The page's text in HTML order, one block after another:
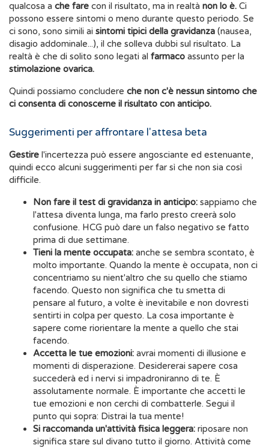
qualcosa a che fare con il risultato, ma in realtà non lo è. Ci
possono essere sintomi o meno durante questo periodo. Se
ci sono, sono simili ai sintomi tipici della gravidanza (nausea,
disagio addominale...), il che solleva dubbi sul risultato. La
realtà è che di solito sono legati al farmaco assunto per la
stimolazione ovarica.
Quindi possiamo concludere che non c'è nessun sintomo che
ci consenta di conoscerne il risultato con anticipo.
Suggerimenti per affrontare l'attesa beta
Gestire l'incertezza può essere angosciante ed estenuante,
quindi ecco alcuni suggerimenti per far sì che non sia così
difficile.
Non fare il test di gravidanza in anticipo: sappiamo che
l'attesa diventa lunga, ma farlo presto creerà solo
confusione. HCG può dare un falso negativo se fatto
prima di due settimane.
Tieni la mente occupata: anche se sembra scontato, è
molto importante. Quando la mente è occupata, non ci
concentriamo su nient'altro che su quello che stiamo
facendo. Questo non significa che tu smetta di
pensare al futuro, a volte è inevitabile e non dovresti
sentirti in colpa per questo. La cosa importante è
sapere come riorientare la mente a quello che stai
facendo.
Accetta le tue emozioni: avrai momenti di illusione e
momenti di disperazione. Desidererai sapere cosa
succederà ed i nervi si impadroniranno di te. È
assolutamente normale. È importante che accetti le
tue emozioni e non cerchi di combatterle. Segui il
punto qui sopra: Distrai la tua mente!
Si raccomanda un'attività fisica leggera: riposare non
significa stare sul divano tutto il giorno. Attività come